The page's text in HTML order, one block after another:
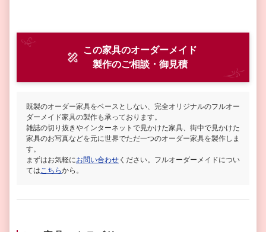
この家具のオーダーメイド
製作のご相談・御見積
既製のオーダー家具をベースとしない、完全オリジナルのフルオー
ダーメイド家具の製作も承っております。
雑誌の切り抜きやインターネットで見かけた家具、街中で見かけた
家具のお写真などを元に世界でただ一つのオーダー家具を製作しま
す。
まずはお気軽にお問い合わせ ください。フルオーダーメイドについ
ては こちらから。